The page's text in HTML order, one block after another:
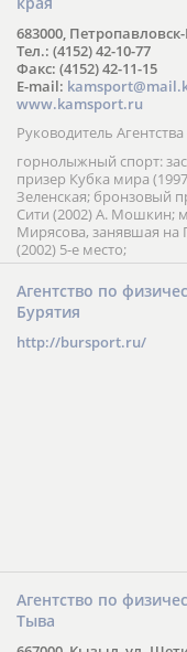
683000,
Тел.: (4152) 42-10-77
Факс: (4152) 42-11-15
E-mail:
www.kamsport.ru
Руководитель
горнолыжный спорт:
призер Кубка мира
Зеленская; бронзовый
Сити (2002) А. Мошкин;
Мирясова, занявшая на
(2002) 5-е место;
Агентство по
Бурятия
http://bursport.ru/
Агентство по
Тыва